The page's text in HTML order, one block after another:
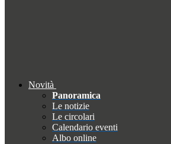
Novità
Panoramica
Le notizie
Le circolari
Calendario eventi
Albo online